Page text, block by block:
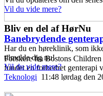
Banebrydende
Forskere fra Bostons
fundet en forbedret genterapi
Teknologi 11:48 lørdag den
Vil du vide mere?
Bliv en del af HørNu
Har du en høreklinik, som
tilmelde dig nu!
Vil du vide mere?